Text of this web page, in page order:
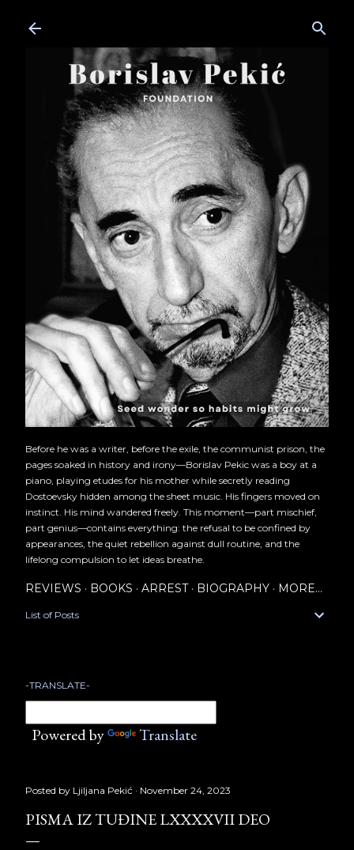
Before he was a writer, before the exile, the communist prison, the
pages soaked in history and irony—Borislav Pekic was a boy at a
piano, playing etudes for his mother while secretly reading
Dostoevsky hidden among the sheet music. His fingers moved on
instinct. His mind wandered freely. This moment—part mischief,
part genius—contains everything: the refusal to be confined by
appearances, the quiet rebellion against dull routine, and the
lifelong compulsion to let ideas breathe.
REVIEWS BOOKS ARREST BIOGRAPHY MORE…
List of Posts
-TRANSLATE-
Powered by Translate
Posted by Ljiljana Pekić November 24, 2023
PISMA IZ TUĐINE LXXXXVII DEO